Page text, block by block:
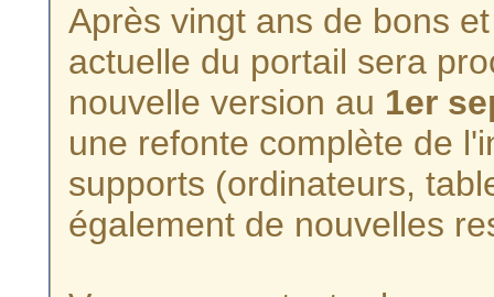
Après vingt ans de bons
actuelle du portail sera
nouvelle version au 1er
une refonte complète de
supports (ordinateurs,
également de nouvelles